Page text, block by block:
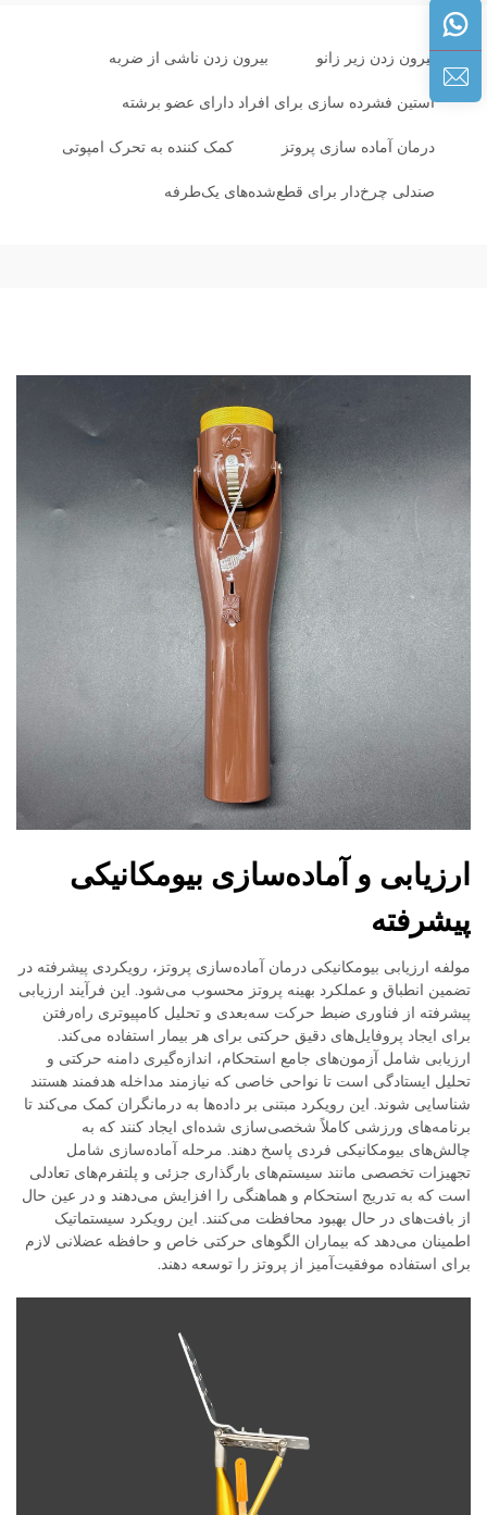
بیرون زدن زیر زانو بیرون زدن ناشی از ضربه
آستین فشرده سازی برای افراد دارای عضو برشته
درمان آماده سازی پروتز کمک کننده به تحرک امپوتی
صندلی چرخ‌دار برای قطع‌شده‌های یک‌طرفه
ارزیابی و آماده‌سازی بیومکانیکی
پیشرفته
مولفه ارزیابی بیومکانیکی درمان آماده‌سازی پروتز، رویکردی پیشرفته در
تضمین انطباق و عملکرد بهینه پروتز محسوب می‌شود. این فرآیند ارزیابی
پیشرفته از فناوری ضبط حرکت سه‌بعدی و تحلیل کامپیوتری راه‌رفتن
برای ایجاد پروفایل‌های دقیق حرکتی برای هر بیمار استفاده می‌کند.
ارزیابی شامل آزمون‌های جامع استحکام، اندازه‌گیری دامنه حرکتی و
تحلیل ایستادگی است تا نواحی خاصی که نیازمند مداخله هدفمند هستند
شناسایی شوند. این رویکرد مبتنی بر داده‌ها به درمانگران کمک می‌کند تا
برنامه‌های ورزشی کاملاً شخصی‌سازی شده‌ای ایجاد کنند که به
چالش‌های بیومکانیکی فردی پاسخ دهند. مرحله آماده‌سازی شامل
تجهیزات تخصصی مانند سیستم‌های بارگذاری جزئی و پلتفرم‌های تعادلی
است که به تدریج استحکام و هماهنگی را افزایش می‌دهند و در عین حال
از بافت‌های در حال بهبود محافظت می‌کنند. این رویکرد سیستماتیک
اطمینان می‌دهد که بیماران الگوهای حرکتی خاص و حافظه عضلانی لازم
برای استفاده موفقیت‌آمیز از پروتز را توسعه دهند.